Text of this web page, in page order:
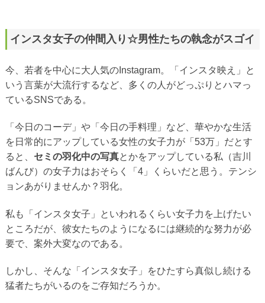
インスタ女子の仲間入り☆男性たちの執念がスゴイ
今、若者を中心に大人気のInstagram。「インスタ映え」と
いう言葉が大流行するなど、多くの人がどっぷりとハマっ
ているSNSである。
「今日のコーデ」や「今日の手料理」など、華やかな生活
を日常的にアップしている女性の女子力が「53万」だとす
ると、 セミの羽化中の写真とかをアップしている私（吉川
ばんび）の女子力はおそらく「4」くらいだと思う。テンシ
ョンあがりませんか？羽化。
私も「インスタ女子」といわれるくらい女子力を上げたい
ところだが、彼女たちのようになるには継続的な努力が必
要で、案外大変なのである。
しかし、そんな「インスタ女子」をひたすら真似し続ける
猛者たちがいるのをご存知だろうか。